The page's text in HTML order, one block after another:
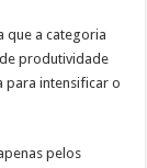
que a categoria
produtividade
para intensificar o
pelos